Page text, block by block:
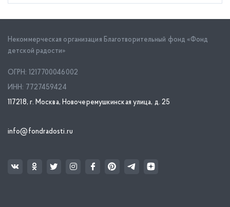
Некоммерческая организация Благотворительный фонд «Фонд
детской радости»
ОГРН: 1217700046002
ИНН: 7727459424
117218, г. Москва, Новочеремушкинская улица, д. 25
info@fondradosti.ru